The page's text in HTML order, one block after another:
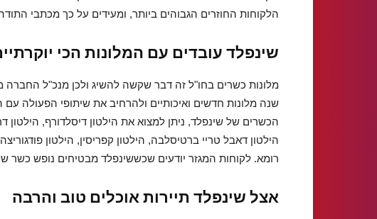
הלקוחות החוזרים הגבוהים ביותר, ומעידים על כך מכתבי
שינפלד עובדים עם המלונות הכי
מלונות כשרים בחו"ל זה דבר שקשה להשיג ולכן מנכ"ל החברה
שנה מלונות חדשים ואיכותיים ולהרחיב את שיתופי הפעולה עם
הכשרים של שינפלד, ניתן למצוא את הילטון דיסלדורף, הילטון
הילטון דאבל טריי ברטיסלבה, הילטון קפריסין, הילטון
רומא. לקוחות המגזר יודעים שכששינפלד מבטיחים נופש כשר של 5 כוכבים, הם מקבלים לפחות
אצל שינפלד תיירות אוכלים טוב והרבה